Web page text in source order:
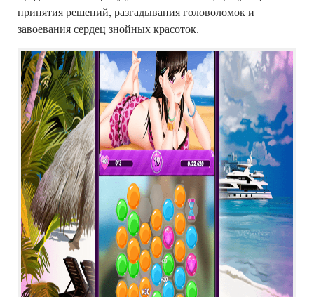
принятия решений, разгадывания головоломок и
завоевания сердец знойных красоток.